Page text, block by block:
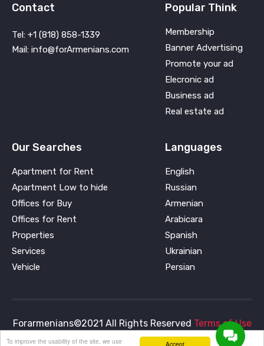
Contact
Tel: +1 (818) 858-1339
Mail: info@forArmenians.com
Popular Think
Membership
Banner Advertising
Promote your ad
Elecronic ad
Business ad
Real estate ad
Our Searches
Apartment for Rent
Apartment Low to hide
Offices for Buy
Offices for Rent
Properties
Services
Vehicle
Languages
English
Russian
Armenian
Arabicara
Spanish
Ukrainian
Persian
Forarmenians©2021 All Rights Reserved Terms of Use
and Privacy PolicyAccept
To improve the usability of the site, we use